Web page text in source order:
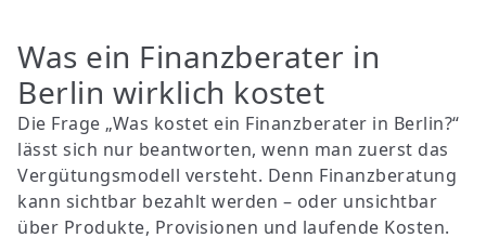
Was ein Finanzberater in
Berlin wirklich kostet
Die Frage „Was kostet ein Finanzberater in Berlin?“
lässt sich nur beantworten, wenn man zuerst das
Vergütungsmodell versteht. Denn Finanzberatung
kann sichtbar bezahlt werden – oder unsichtbar
über Produkte, Provisionen und laufende Kosten.